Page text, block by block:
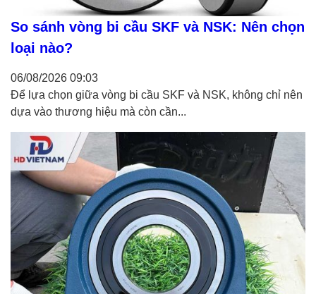
So sánh vòng bi cầu SKF và NSK: Nên chọn
loại nào?
06/08/2026 09:03
Để lựa chọn giữa vòng bi cầu SKF và NSK, không chỉ nên
dựa vào thương hiệu mà còn cần...